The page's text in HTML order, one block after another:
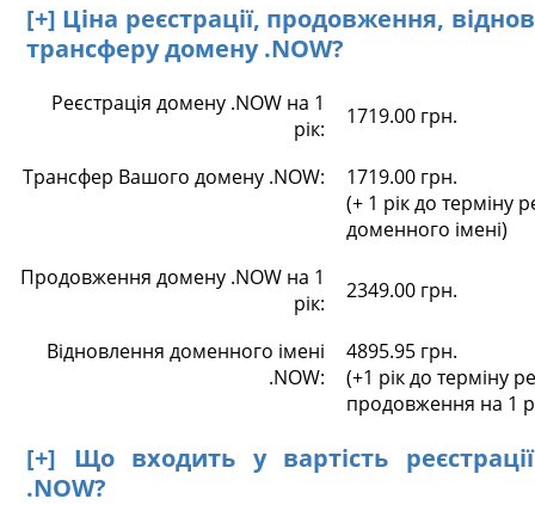
[+] Ціна реєстрації, продовження,
трансферу домену .NOW?
Реєстрація домену .NOW на 1
рік:
1719.00 грн.
Трансфер Вашого домену .NOW:
1719.00 грн.
(+ 1 рік до терміну
доменного імені)
Продовження домену .NOW на 1
рік:
2349.00 грн.
Відновлення доменного імені
.NOW:
4895.95 грн.
(+1 рік до терміну
продовження на 1
[+] Що входить у вартість
.NOW?